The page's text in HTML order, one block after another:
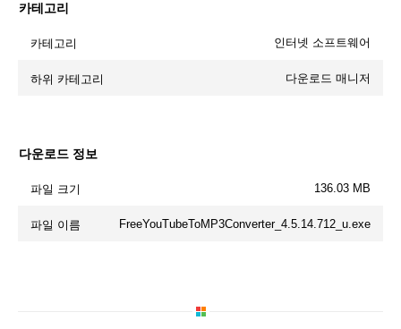
카테고리
카테고리 인터넷 소프트웨어
하위 카테고리 다운로드 매니저
다운로드 정보
파일 크기 136.03 MB
파일 이름 FreeYouTubeToMP3Converter_4.5.14.712_u.exe